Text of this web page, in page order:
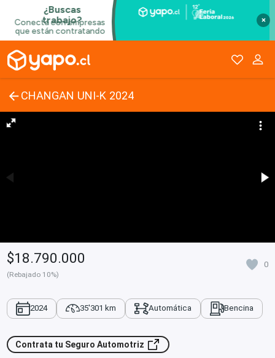
×
CHANGAN UNI-K 2024
$18.790.000
(Rebajado 10%)
0
2024 35'301 km Automática Bencina
Contrata tu Seguro Automotriz